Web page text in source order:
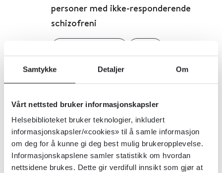
Samtykke Detaljer Om
Vårt nettsted bruker informasjonskapsler
Helsebiblioteket bruker teknologier, inkludert
informasjonskapsler/«cookies» til å samle informasjon
om deg for å kunne gi deg best mulig brukeropplevelse.
Informasjonskapslene samler statistikk om hvordan
nettsidene brukes. Dette gir verdifull innsikt som gjør at
personer med ikke-responderende
schizofreni
Detaljer
Byttbare legemidler
Statens legemiddelverk
Detaljer